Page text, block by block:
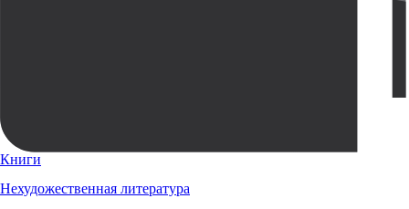
Книги
Нехудожественная литература